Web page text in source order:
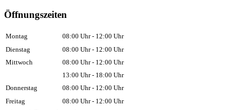
Öffnungszeiten
Montag
08:00 Uhr - 12:00 Uhr
Dienstag
08:00 Uhr - 12:00 Uhr
Mittwoch
08:00 Uhr - 12:00 Uhr
13:00 Uhr - 18:00 Uhr
Donnerstag
08:00 Uhr - 12:00 Uhr
Freitag
08:00 Uhr - 12:00 Uhr